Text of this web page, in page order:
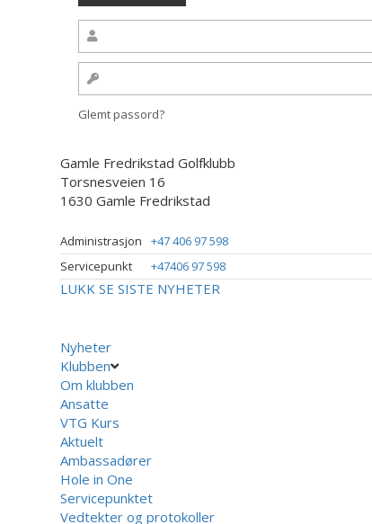
Glemt passord?
Gamle Fredrikstad Golfklubb
Torsnesveien 16
1630 Gamle Fredrikstad
Administrasjon
+47 406 97 598
Servicepunkt
+47406 97 598
LUKK SE SISTE NYHETER
Nyheter
Klubben
Om klubben
Ansatte
VTG Kurs
Aktuelt
Ambassadører
Hole in One
Servicepunktet
Vedtekter og protokoller